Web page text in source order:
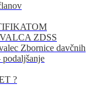
ZDSS
Zbornice davčnih
?